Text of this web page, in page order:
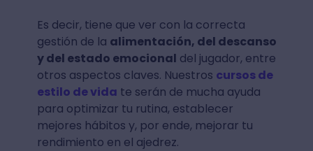
Es decir, tiene que ver con la correcta
gestión de la alimentación, del descanso
y del estado emocional del jugador, entre
otros aspectos claves. Nuestros cursos de
estilo de vida te serán de mucha ayuda
para optimizar tu rutina, establecer
mejores hábitos y, por ende, mejorar tu
rendimiento en el ajedrez.